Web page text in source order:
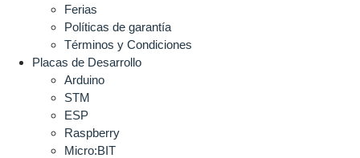
Ferias
Políticas de garantía
Términos y Condiciones
Placas de Desarrollo
Arduino
STM
ESP
Raspberry
Micro:BIT